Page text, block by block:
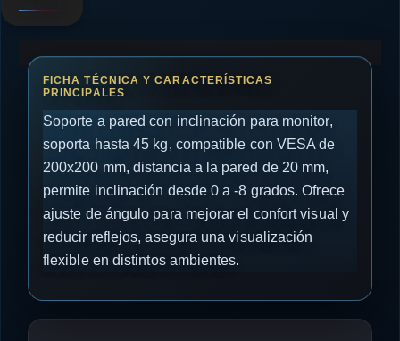
Soporte a pared con inclinación para monitor,
soporta hasta 45 kg, compatible con VESA de
200x200 mm, distancia a la pared de 20 mm,
permite inclinación desde 0 a -8 grados. Ofrece
ajuste de ángulo para mejorar el confort visual y
reducir reflejos, asegura una visualización
flexible en distintos ambientes.